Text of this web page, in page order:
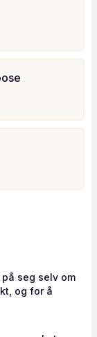
seg selv om
og for å